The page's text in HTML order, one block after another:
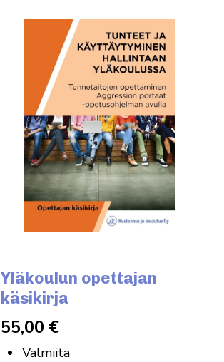
Yläkoulun opettajan
käsikirja
55,00 €
Valmiita